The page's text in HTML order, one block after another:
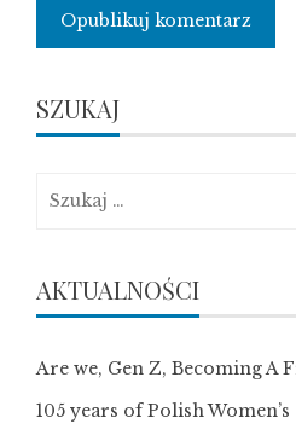
SZUKAJ
AKTUALNOŚCI
Are we, Gen Z, Becoming A
105 years of Polish